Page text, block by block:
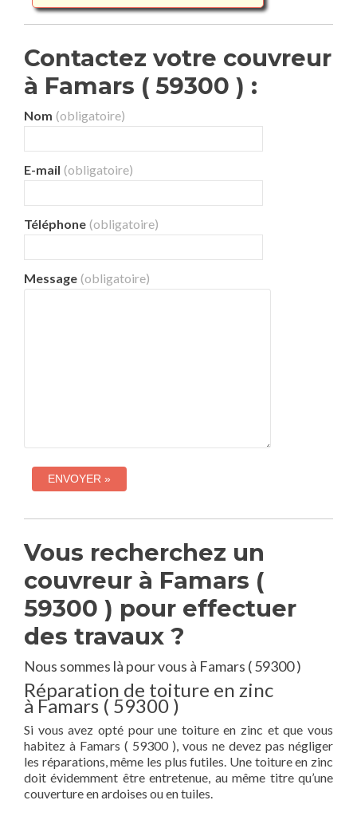
Contactez votre couvreur
à Famars ( 59300 ) :
Nom (obligatoire)
E-mail (obligatoire)
Téléphone (obligatoire)
Message (obligatoire)
Vous recherchez un
couvreur à Famars (
59300 ) pour effectuer
des travaux ?
Nous sommes là pour vous à Famars ( 59300 )
Réparation de toiture en zinc
à Famars ( 59300 )
Si vous avez opté pour une toiture en zinc et que vous
habitez à Famars ( 59300 ), vous ne devez pas négliger
les réparations, même les plus futiles. Une toiture en zinc
doit évidemment être entretenue, au même titre qu’une
couverture en ardoises ou en tuiles.